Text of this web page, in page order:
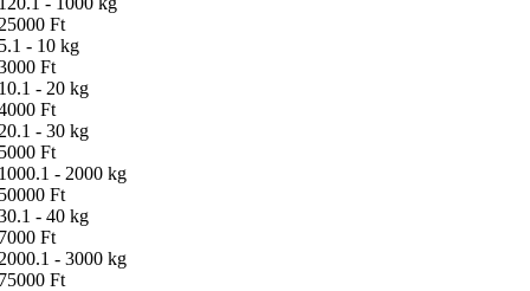
Ft
- 10 kg
Ft
- 20 kg
Ft
- 30 kg
Ft
- 2000 kg
Ft
- 40 kg
Ft
- 3000 kg
Ft